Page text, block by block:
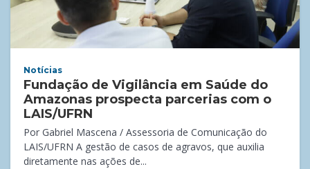
Notícias
Fundação de Vigilância em Saúde do
Amazonas prospecta parcerias com o
LAIS/UFRN
Por Gabriel Mascena / Assessoria de Comunicação do
LAIS/UFRN A gestão de casos de agravos, que auxilia
diretamente nas ações de...